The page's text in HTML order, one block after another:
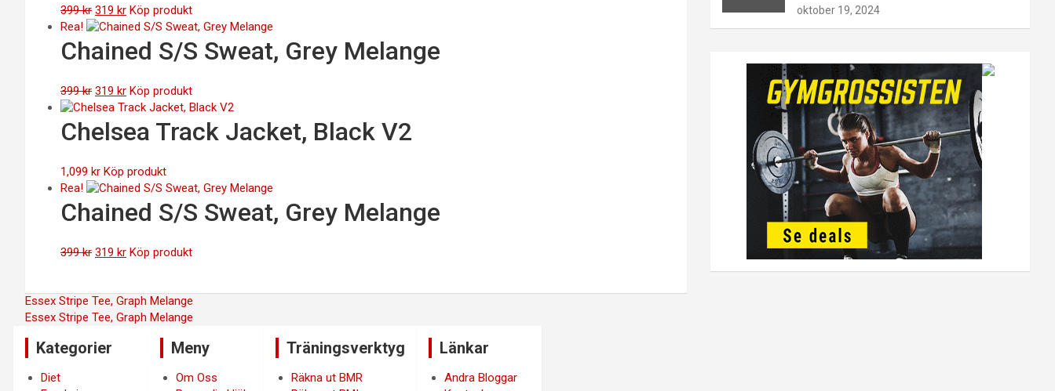
399kr Det
ursprungliga
priset
var:
319 krDet
nuvarande
priset
är:
Köp produkt
Rea!
Chained S/S Sweat, Grey Melange
399kr Det
ursprungliga
priset
var:
319 krDet
nuvarande
är:
Köp produkt
Chelsea Track Jacket, Black V2
1,099 kr Köp produkt
Rea!
Chained S/S Sweat, Grey Melange
399kr Det
var:
399 kr.
319 krDet
är:
319 kr.
Köp produkt
Inläggsnavigering
Essex Stripe Tee, Graph Melange
Essex Stripe Tee, Graph Melange
oktober 19, 2024
Kategorier
Diet
Meny
Om Oss
Träningsverktyg
Räkna ut BMR
Länkar
Andra Bloggar